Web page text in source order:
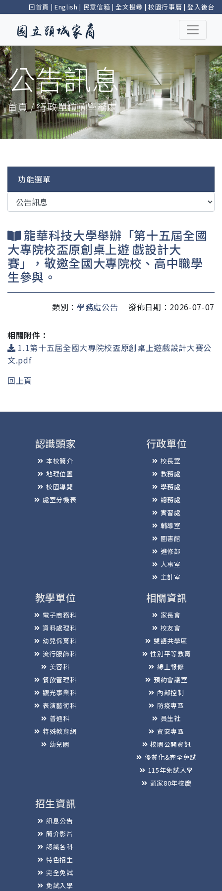
回首頁 | English | 民意信箱 |全文搜尋 | 校園行事曆 |登入後台
公告訊息
首頁 / 行政單位 / 學務處
功能選單
龍華科技大學舉辦「第十五屆全國
大專院校盃原創桌上遊 戲設計大
賽」，敬邀全國大專院校、高中職學
生參與。
類別： 學務處公告 發佈日期：2026-07-07
相關附件：
1.1第十五屆全國大專院校盃原創桌上遊戲設計大賽公
文.pdf
回上頁
認識頭家
本校簡介
地理位置
校園導覽
處室分機表
行政單位
校長室
教務處
學務處
總務處
實習處
輔導室
圖書館
進修部
人事室
主計室
教學單位
電子商務科
資料處理科
幼兒保育科
流行服飾科
美容科
餐飲管理科
觀光事業科
表演藝術科
普通科
特殊教育網
幼兒園
相關資訊
家長會
校友會
雙語共學區
性別平等教育
線上報修
預約會議室
內部控制
防疫專區
員生社
資安專區
校園公開資訊
優質化&完全免試
115年免試入學
頭家80年校慶
招生資訊
訊息公告
簡介影片
認識各科
特色招生
完全免試
免試入學